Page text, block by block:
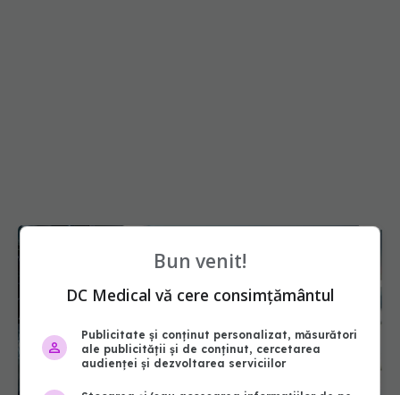
Bun venit!
DC Medical vă cere consimțământul
Publicitate și conținut personalizat, măsurători
ale publicității și de conținut, cercetarea
audienței și dezvoltarea serviciilor